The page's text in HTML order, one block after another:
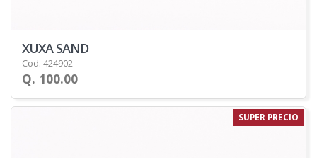
XUXA SAND
Cod. 424902
Q. 100.00
SUPER PRECIO